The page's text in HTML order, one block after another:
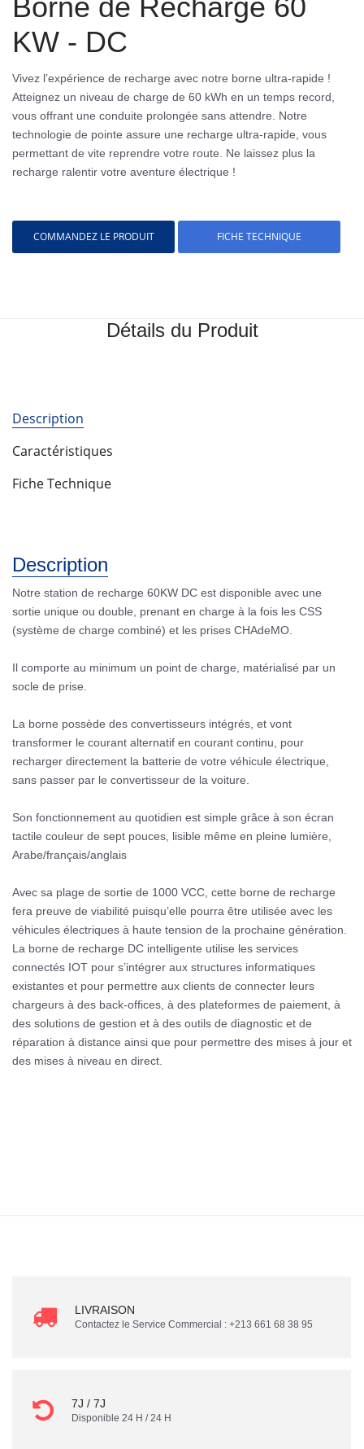
Borne de Recharge 60
KW - DC
Vivez l’expérience de recharge avec notre borne ultra-rapide !
Atteignez un niveau de charge de 60 kWh en un temps record,
vous offrant une conduite prolongée sans attendre. Notre
technologie de pointe assure une recharge ultra-rapide, vous
permettant de vite reprendre votre route. Ne laissez plus la
recharge ralentir votre aventure électrique !
COMMANDEZ LE PRODUIT FICHE TECHNIQUE
Détails du Produit
Description
Caractéristiques
Fiche Technique
Description
Notre station de recharge 60KW DC est disponible avec une
sortie unique ou double, prenant en charge à la fois les CSS
(système de charge combiné) et les prises CHAdeMO.
Il comporte au minimum un point de charge, matérialisé par un
socle de prise.
La borne possède des convertisseurs intégrés, et vont
transformer le courant alternatif en courant continu, pour
recharger directement la batterie de votre véhicule électrique,
sans passer par le convertisseur de la voiture.
Son fonctionnement au quotidien est simple grâce à son écran
tactile couleur de sept pouces, lisible même en pleine lumière,
Arabe/français/anglais
Avec sa plage de sortie de 1000 VCC, cette borne de recharge
fera preuve de viabilité puisqu’elle pourra être utilisée avec les
véhicules électriques à haute tension de la prochaine génération.
La borne de recharge DC intelligente utilise les services
connectés IOT pour s’intégrer aux structures informatiques
existantes et pour permettre aux clients de connecter leurs
chargeurs à des back-offices, à des plateformes de paiement, à
des solutions de gestion et à des outils de diagnostic et de
réparation à distance ainsi que pour permettre des mises à jour et
des mises à niveau en direct.
LIVRAISON
Contactez le Service Commercial : +213 661 68 38 95
7J / 7J
Disponible 24 H / 24 H